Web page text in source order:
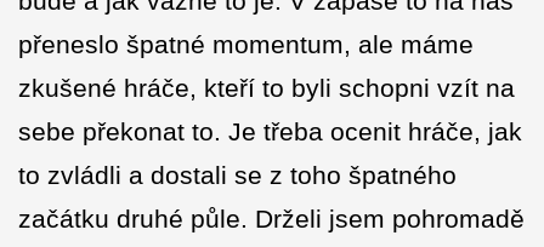
přeneslo špatné momentum, ale máme
zkušené hráče, kteří to byli schopni vzít na
sebe překonat to. Je třeba ocenit hráče, jak
to zvládli a dostali se z toho špatného
začátku druhé půle. Drželi jsem pohromadě